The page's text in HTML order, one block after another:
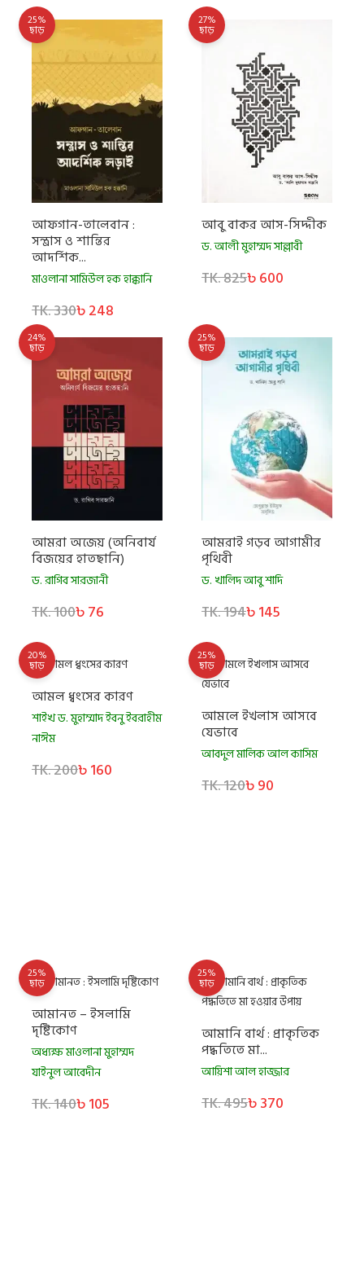
25%
ছাড়
আফগান-তালেবান :
সন্ত্রাস ও শান্তির
আদর্শিক...
মাওলানা সামিউল হক হাক্কানি
TK. 330৳ 248
27%
ছাড়
আবু বাকর আস-সিদ্দীক
ড. আলী মুহাম্মদ সাল্লাবী
TK. 825৳ 600
24%
ছাড়
আমরা অজেয় (অনিবার্য
বিজয়ের হাতছানি)
ড. রাগিব সারজানী
TK. 100৳ 76
25%
ছাড়
আমরাই গড়ব আগামীর
পৃথিবী
ড. খালিদ আবু শাদি
TK. 194৳ 145
20%
ছাড়
আমল ধ্বংসের কারণ
শাইখ ড. মুহাম্মাদ ইবনু ইবরাহীম
নাঈম
TK. 200৳ 160
25%
ছাড়
আমলে ইখলাস আসবে
যেভাবে
আবদুল মালিক আল কাসিম
TK. 120৳ 90
25%
ছাড়
আমানত – ইসলামি
দৃষ্টিকোণ
অধ্যক্ষ মাওলানা মুহাম্মদ
যাইনুল আবেদীন
TK. 140৳ 105
25%
ছাড়
আমানি বার্থ : প্রাকৃতিক
পদ্ধতিতে মা...
আয়িশা আল হাজ্জার
TK. 495৳ 370